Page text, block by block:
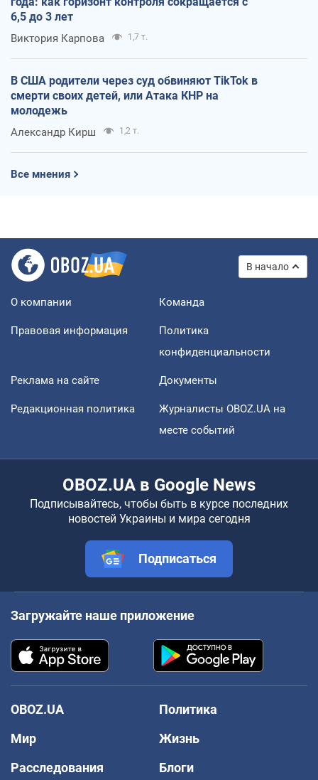
6,5 до 3 лет
Виктория Карпова 1,7 т.
В США родители через суд обвиняют TikTok в
смерти своих детей, или Атака КНР на
молодежь
Александр Кирш 1,2 т.
Все мнения
В начало
О компании Команда
Правовая информация
Политика
конфиденциальности
Реклама на сайте Документы
Редакционная политика
Журналисты OBOZ.UA на
месте событий
OBOZ.UA в Google News
Подписывайтесь, чтобы быть в курсе последних
новостей Украины и мира сегодня
Подписаться
Загружайте наше приложение
OBOZ.UA
Политика
Мир
Жизнь
Расследования
Блоги